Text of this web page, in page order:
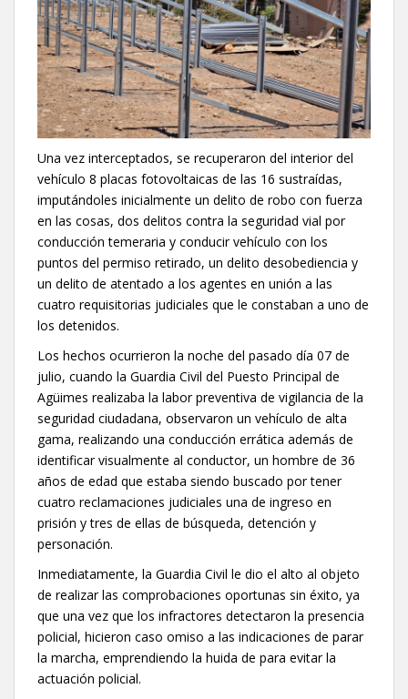
Una vez interceptados, se recuperaron del interior del
vehículo 8 placas fotovoltaicas de las 16 sustraídas,
imputándoles inicialmente un delito de robo con fuerza
en las cosas, dos delitos contra la seguridad vial por
conducción temeraria y conducir vehículo con los
puntos del permiso retirado, un delito desobediencia y
un delito de atentado a los agentes en unión a las
cuatro requisitorias judiciales que le constaban a uno de
los detenidos.
Los hechos ocurrieron la noche del pasado día 07 de
julio, cuando la Guardia Civil del Puesto Principal de
Agüimes realizaba la labor preventiva de vigilancia de la
seguridad ciudadana, observaron un vehículo de alta
gama, realizando una conducción errática además de
identificar visualmente al conductor, un hombre de 36
años de edad que estaba siendo buscado por tener
cuatro reclamaciones judiciales una de ingreso en
prisión y tres de ellas de búsqueda, detención y
personación.
Inmediatamente, la Guardia Civil le dio el alto al objeto
de realizar las comprobaciones oportunas sin éxito, ya
que una vez que los infractores detectaron la presencia
policial, hicieron caso omiso a las indicaciones de parar
la marcha, emprendiendo la huida de para evitar la
actuación policial.